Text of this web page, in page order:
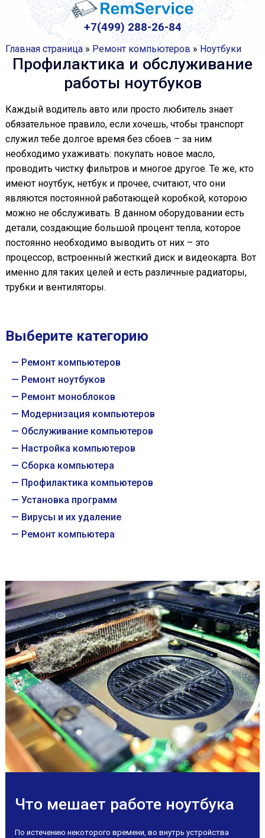
+7(499) 288-26-84
Выберите категорию
Ремонт компьютеров
Ремонт ноутбуков
Ремонт моноблоков
Модернизация компьютеров
Обслуживание компьютеров
Настройка компьютеров
Сборка компьютера
Профилактика компьютеров
Установка программ
Вирусы и их удаление
Ремонт компьютера
Главная страница» Ремонт компьютеров »Ноутбуки
Профилактика и обслуживание
работы ноутбуков
Каждый водитель авто или просто любитель знает
обязательное правило, если хочешь, чтобы транспорт
служил тебе долгое время без сбоев – за ним
необходимо ухаживать: покупать новое масло,
проводить чистку фильтров и многое другое. Те же, кто
имеют ноутбук, нетбук и прочее, считают, что они
являются постоянной работающей коробкой, которою
можно не обслуживать. В данном оборудовании есть
детали, создающие большой процент тепла, которое
постоянно необходимо выводить от них – это
процессор, встроенный жесткий диск и видеокарта. Вот
именно для таких целей и есть различные радиаторы,
трубки и вентиляторы.
Что мешает работе ноутбука
По истечению некоторого времени, во внутрь устройства